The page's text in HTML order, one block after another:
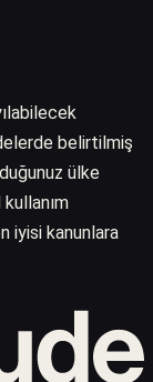
belirtilmiş
ülke
kullanım
iyisi kanunlara